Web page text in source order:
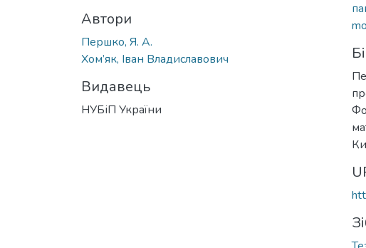
Автори
Першко, Я. А.
Хом’як, Іван Владиславович
Видавець
НУБіП України